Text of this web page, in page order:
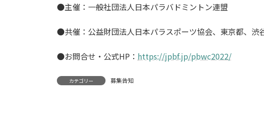
●主催：一般社団法人日本パラバドミントン連盟
●共催：公益財団法人日本パラスポーツ協会、東京都、渋
●お問合せ・公式HP： https://jpbf.jp/pbwc2022/
カテゴリー 募集告知